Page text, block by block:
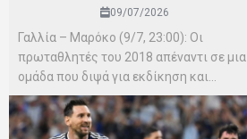
09/07/2026
Γαλλία – Μαρόκο (9/7, 23:00): Οι
πρωταθλητές του 2018 απέναντι σε μια
ομάδα που διψά για εκδίκηση και...